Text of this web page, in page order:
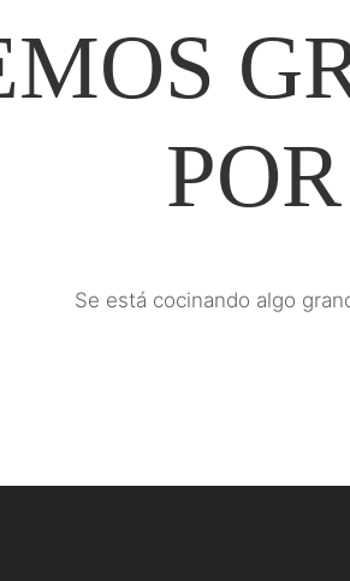
Se está cocinando algo